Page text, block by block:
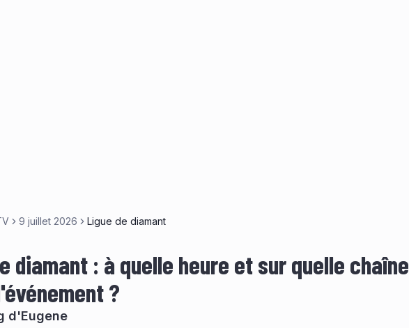
9 juillet 2026 Ligue de diamant
diamant : à quelle heure et sur quelle chaîne
?
d'Eugene